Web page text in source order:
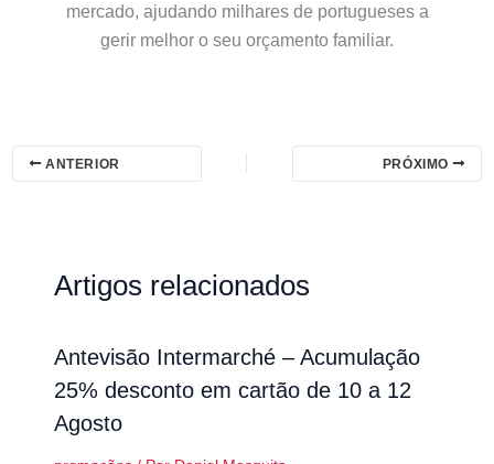
mercado, ajudando milhares de portugueses a
gerir melhor o seu orçamento familiar.
ANTERIOR PRÓXIMO
Artigos relacionados
Antevisão Intermarché – Acumulação
25% desconto em cartão de 10 a 12
Agosto